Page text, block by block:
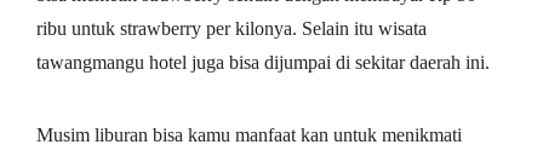
ribu untuk strawberry per kilonya. Selain itu wisata
tawangmangu hotel juga bisa dijumpai di sekitar daerah ini.
Musim liburan bisa kamu manfaat kan untuk menikmati